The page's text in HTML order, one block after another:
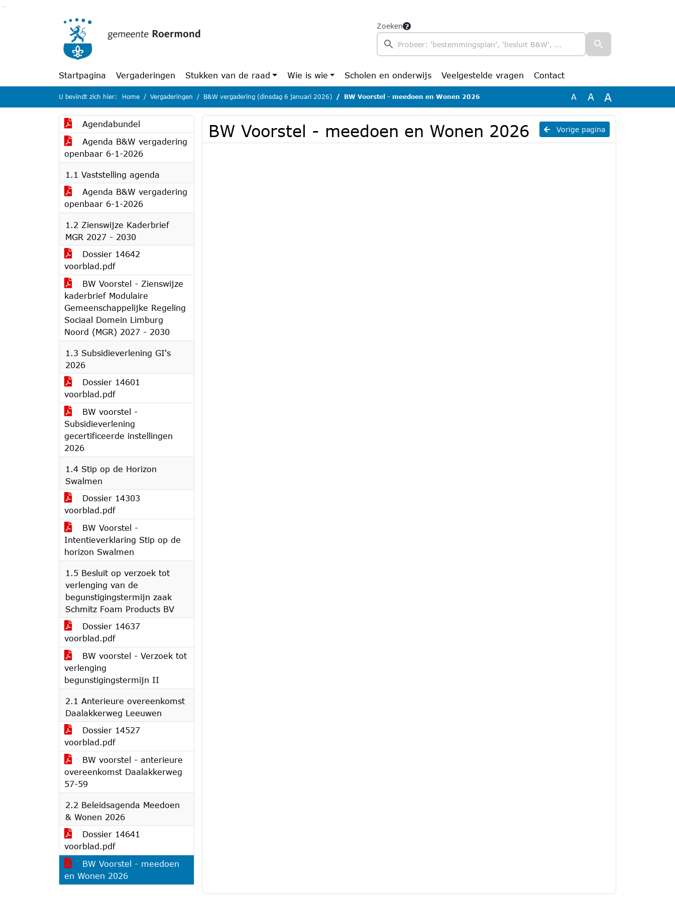
Zoeken
Startpagina Vergaderingen Stukken van de raad Wie is wie Scholen en onderwijs Veelgestelde vragen Contact
U bevindt zich hier: Home Vergaderingen B&W vergadering (dinsdag 6 januari 2026) BW Voorstel - meedoen en Wonen 2026 A A A
Agendabundel
Agenda B&W vergadering
openbaar 6-1-2026
1.1 Vaststelling agenda
Agenda B&W vergadering
openbaar 6-1-2026
1.2 Zienswijze Kaderbrief
MGR 2027 - 2030
Dossier 14642
voorblad.pdf
BW Voorstel - Zienswijze
kaderbrief Modulaire
Gemeenschappelijke Regeling
Sociaal Domein Limburg
Noord (MGR) 2027 - 2030
1.3 Subsidieverlening GI's
2026
Dossier 14601
voorblad.pdf
BW voorstel -
Subsidieverlening
gecertificeerde instellingen
2026
1.4 Stip op de Horizon
Swalmen
Dossier 14303
voorblad.pdf
BW Voorstel -
Intentieverklaring Stip op de
horizon Swalmen
1.5 Besluit op verzoek tot
verlenging van de
begunstigingstermijn zaak
Schmitz Foam Products BV
Dossier 14637
voorblad.pdf
BW voorstel - Verzoek tot
verlenging
begunstigingstermijn II
2.1 Anterieure overeenkomst
Daalakkerweg Leeuwen
Dossier 14527
voorblad.pdf
BW voorstel - anterieure
overeenkomst Daalakkerweg
57-59
2.2 Beleidsagenda Meedoen
& Wonen 2026
Dossier 14641
voorblad.pdf
BW Voorstel - meedoen
en Wonen 2026
Vorige pagina
BW Voorstel - meedoen en Wonen 2026